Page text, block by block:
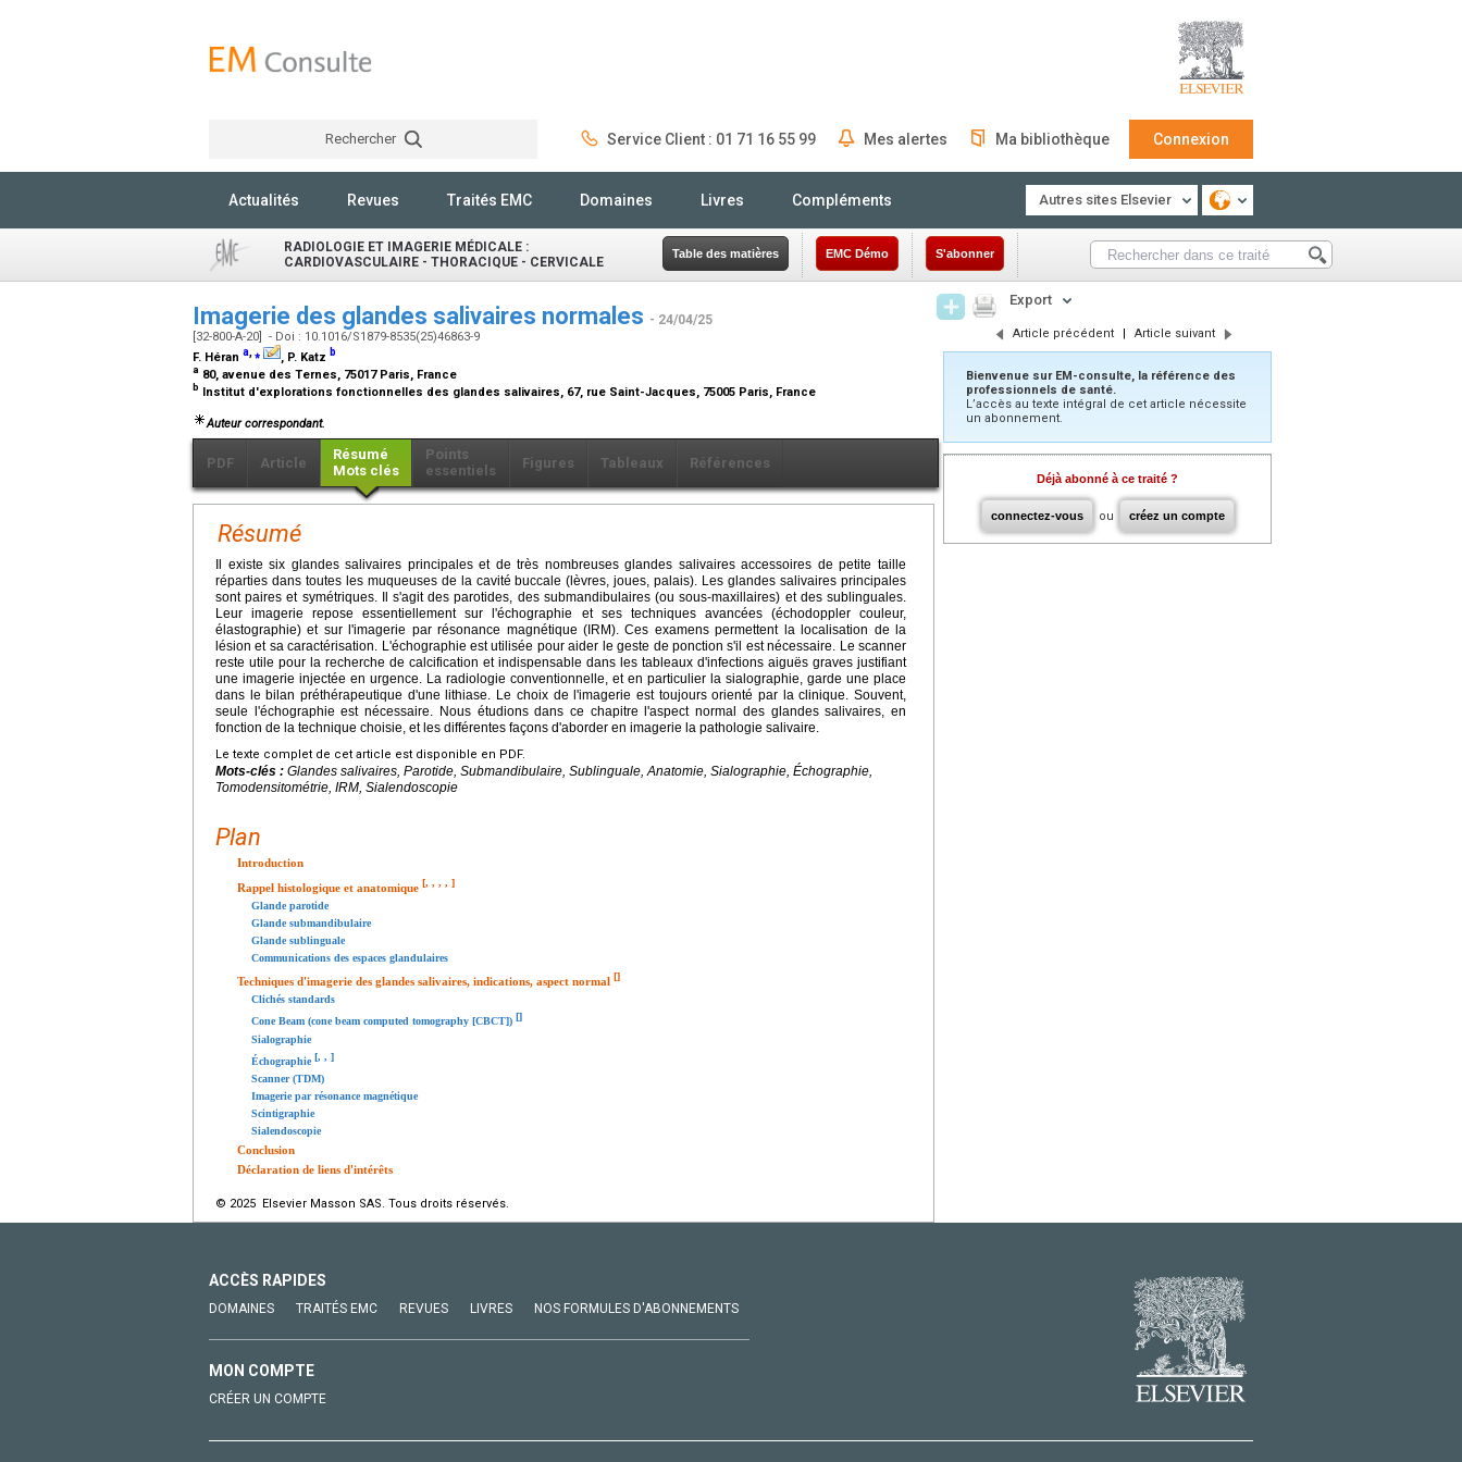
Rechercher Service Client : 01 71 16 55 99 Mes alertes Ma bibliothèque Connexion
Actualités Revues Traités EMC Domaines Livres Compléments Autres sites Elsevier
RADIOLOGIE ET IMAGERIE MÉDICALE :
CARDIOVASCULAIRE - THORACIQUE - CERVICALE
Table des matières EMC Démo S'abonner
Imagerie des glandes salivaires normales - 24/04/25
[32-800-A-20] - Doi : 10.1016/S1879-8535(25)46863-9
F. Héran a,⁎ , P. Katz b
a 80, avenue des Ternes, 75017 Paris, France
b Institut d'explorations fonctionnelles des glandes salivaires, 67, rue Saint-Jacques, 75005 Paris, France
Auteur correspondant.
PDF Article
Résumé
Mots clés
Points
essentiels
Figures Tableaux Références
Résumé
Il existe six glandes salivaires principales et de très nombreuses glandes salivaires accessoires de petite taille
réparties dans toutes les muqueuses de la cavité buccale (lèvres, joues, palais). Les glandes salivaires principales
sont paires et symétriques. Il s'agit des parotides, des submandibulaires (ou sous-maxillaires) et des sublinguales.
Leur imagerie repose essentiellement sur l'échographie et ses techniques avancées (échodoppler couleur,
élastographie) et sur l'imagerie par résonance magnétique (IRM). Ces examens permettent la localisation de la
lésion et sa caractérisation. L'échographie est utilisée pour aider le geste de ponction s'il est nécessaire. Le scanner
reste utile pour la recherche de calcification et indispensable dans les tableaux d'infections aiguës graves justifiant
une imagerie injectée en urgence. La radiologie conventionnelle, et en particulier la sialographie, garde une place
dans le bilan préthérapeutique d'une lithiase. Le choix de l'imagerie est toujours orienté par la clinique. Souvent,
seule l'échographie est nécessaire. Nous étudions dans ce chapitre l'aspect normal des glandes salivaires, en
fonction de la technique choisie, et les différentes façons d'aborder en imagerie la pathologie salivaire.
Le texte complet de cet article est disponible en PDF.
Mots-clés : Glandes salivaires, Parotide, Submandibulaire, Sublinguale, Anatomie, Sialographie, Échographie,
Tomodensitométrie, IRM, Sialendoscopie
Plan
Introduction
Rappel histologique et anatomique [, , , , ]
Glande parotide
Glande submandibulaire
Glande sublinguale
Communications des espaces glandulaires
Techniques d'imagerie des glandes salivaires, indications, aspect normal []
Clichés standards
Cone Beam (cone beam computed tomography [CBCT]) []
Sialographie
Échographie[, , ]
Scanner (TDM)
Imagerie par résonance magnétique
Scintigraphie
Sialendoscopie
Conclusion
Déclaration de liens d'intérêts
© 2025 Elsevier Masson SAS. Tous droits réservés.
Export
Article précédent | Article suivant
Bienvenue sur EM-consulte, la référence des
professionnels de santé.
L’accès au texte intégral de cet article nécessite
un abonnement.
Déjà abonné à ce traité ?
connectez-vous ou créez un compte
ACCÈS RAPIDES
DOMAINES TRAITÉS EMC REVUES LIVRES NOS FORMULES D'ABONNEMENTS
MON COMPTE
CRÉER UN COMPTE